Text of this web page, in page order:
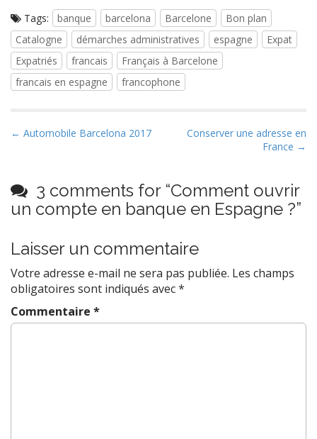
Tags: banque barcelona Barcelone
Bon plan
Catalogne
démarches administratives espagne
Expat
Expatriés
francais
Français à Barcelone
francais en espagne
francophone
P
t
n
v
i
g
t
← Automobile Barcelona 2017
Conserver une adresse en
France →
3 comments for “Comment ouvrir
un compte en banque en Espagne ?”
Laisser un commentaire
Votre adresse e-mail ne sera pas publiée. Les champs
obligatoires sont indiqués avec*
Commentaire *